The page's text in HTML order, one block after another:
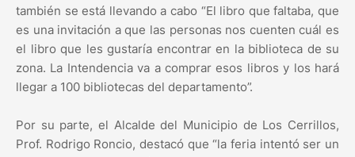
también se está llevando a cabo “El libro que faltaba, que
es una invitación a que las personas nos cuenten cuál es
el libro que les gustaría encontrar en la biblioteca de su
zona. La Intendencia va a comprar esos libros y los hará
llegar a 100 bibliotecas del departamento”.
Por su parte, el Alcalde del Municipio de Los Cerrillos,
Prof. Rodrigo Roncio, destacó que “la feria intentó ser un